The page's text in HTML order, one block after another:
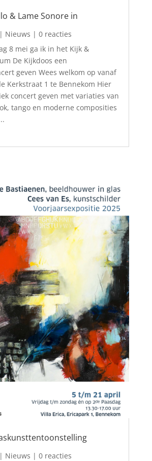
& Lame Sonore in
Nieuws | 0 reacties
8 mei ga ik in het Kijk &
De Kijkdoos een
geven Wees welkom op vanaf
Kerkstraat 1 te Bennekom Hier
concert geven met variaties van
tango en moderne composities
Nieuws | 0 reacties